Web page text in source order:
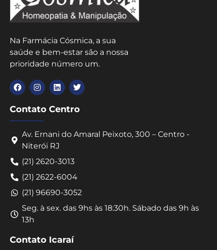
Na Farmácia Cósmica, a sua
saúde e bem-estar são a nossa
prioridade número um.
Contato Centro
Av. Ernani do Amaral Peixoto, 300 – Centro -
Niterói RJ
(21) 2620-3013
(21) 2622-6004
(21) 96690-3052
Seg. à sex. das 9hs às 18:30h. Sábado das 9h às
13h
Contato Icaraí